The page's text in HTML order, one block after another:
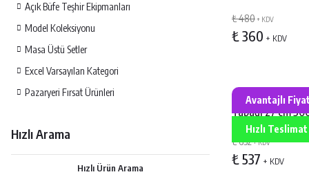
Açık Büfe Teşhir Ekipmanları
Model Koleksiyonu
Masa Üstü Setler
Excel Varsayılan Kategori
Pazaryeri Fırsat Ürünleri
Hızlı Arama
Hızlı Ürün Arama
₺ 480+ KDV
₺ 360 + KDV
Avantajlı Fiyat
Hızlı Teslimat
Bonna Nicole
Tabağı 27 cm
₺ 632+ KDV
₺ 537 + KDV